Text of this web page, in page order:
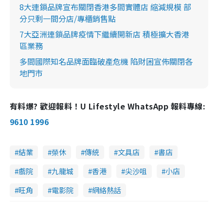
8大連鎖品牌宣布關閉香港多間實體店 縮減規模 部
分只剩一間分店/專櫃銷售點
7大亞洲連鎖品牌疫情下繼續開新店 積極擴大香港
區業務
多間國際知名品牌面臨破產危機 陷財困宣佈關閉各
地門市
有料爆? 歡迎報料！U Lifestyle WhatsApp 報料專線:
9610 1996
結業 榮休 傳統 文具店
書店
戲院
九龍城 香港 尖沙咀
小店
旺角
電影院 網絡熱話